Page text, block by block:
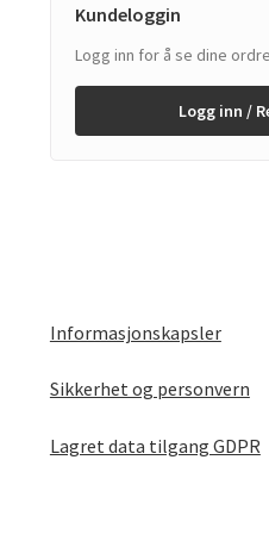
Kundeloggin
Logg inn for å se dine
Logg inn /
Informasjonskapsler
Sikkerhet og personvern
Lagret data tilgang GDPR